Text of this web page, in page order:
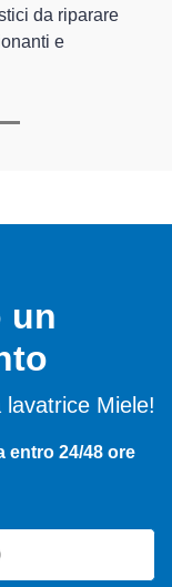
da riparare
e
un
Miele!
entro 24/48 ore